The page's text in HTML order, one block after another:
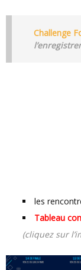
Challenge
les
Tableau
(cliquez sur